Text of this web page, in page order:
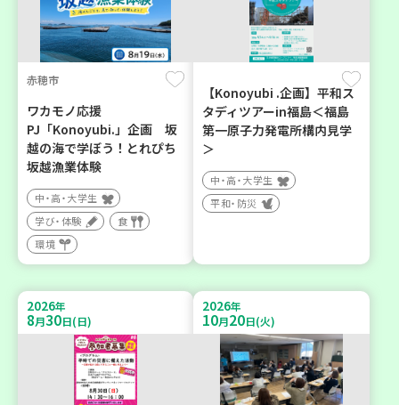
赤穂市
ワカモノ応援
PJ「Konoyubi.」企画 坂
越の海で学ぼう！とれぴち
坂越漁業体験
中・高・大学生
学び・体験
食
環境
【Konoyubi .企画】平和ス
タディツアーin福島＜福島
第一原子力発電所構内見学
＞
中・高・大学生
平和・防災
2026年
8月30日(日)
2026年
10月20日(火)